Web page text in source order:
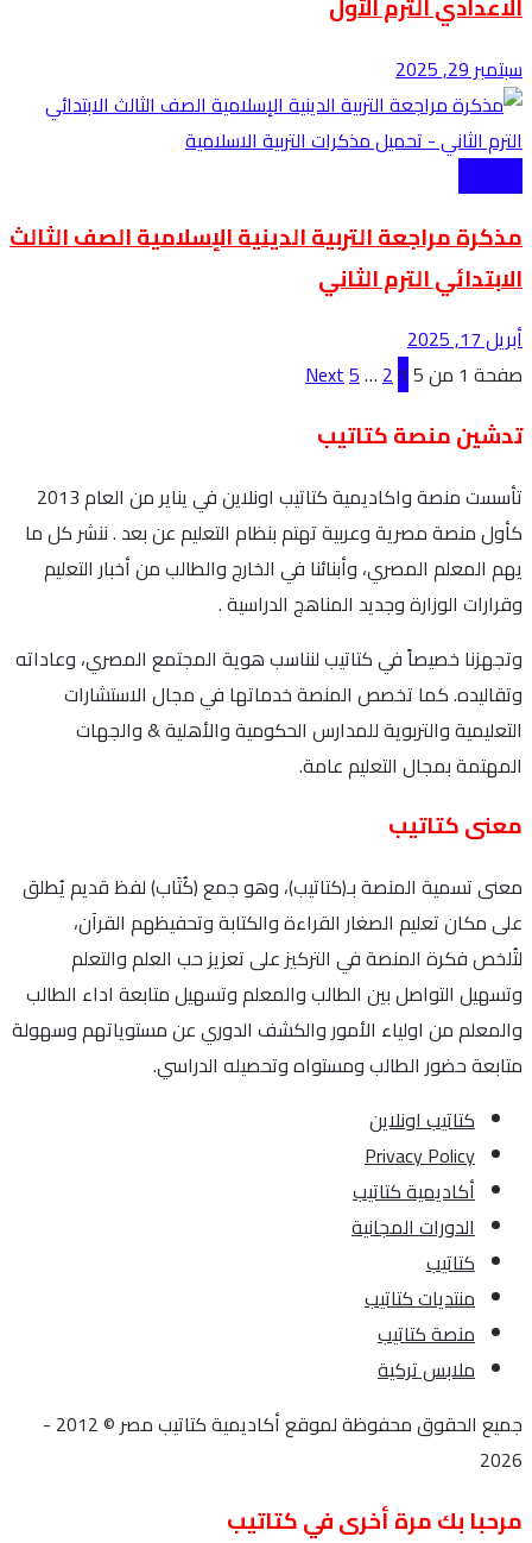
سبتمبر 29, 2025
مذكرة مراجعة التربية الدينية الإسلامية الصف الثالث
الابتدائي الترم الثاني
أبريل 17, 2025
صفحة 1 من 5
1
2
…
5
Next
تدشين منصة كتاتيب
تأسست منصة واكاديمية كتاتيب اونلاين في يناير من العام 2013
كأول منصة مصرية وعربية تهتم بنظام التعليم عن بعد . ننشر كل ما
يهم المعلم المصري، وأبنائنا في الخارج والطالب من أخبار التعليم
وقرارات الوزارة وجديد المناهج الدراسية .
وتجهزنا خصيصاً في كتاتيب لنناسب هوية المجتمع المصري، وعاداته
وتقاليده. كما تخصص المنصة خدماتها في مجال الاستشارات
التعليمية والتربوية للمدارس الحكومية والأهلية & والجهات
المهتمة بمجال التعليم عامة.
معنى كتاتيب
معنى تسمية المنصة بـ(كتاتيب)، وهو جمع (كُتَاب) لفظ قديم يُطلق
على مكان تعليم الصغار القراءة والكتابة وتحفيظهم القرآن،
لتُلخص فكرة المنصة في التركيز على تعزيز حب العلم والتعلم
وتسهيل التواصل بين الطالب والمعلم وتسهيل متابعة اداء الطالب
والمعلم من اولياء الأمور والكشف الدوري عن مستوياتهم وسهولة
متابعة حضور الطالب ومستواه وتحصيله الدراسي.
كتاتيب اونلاين
Privacy Policy
أكاديمية كتاتيب
الدورات المجانية
كتاتيب
منتديات كتاتيب
منصة كتاتيب
ملابس تركية
جميع الحقوق محفوظة لموقع أكاديمية كتاتيب مصر © 2012 -
2026
مرحبا بك مرة أخرى في كتاتيب